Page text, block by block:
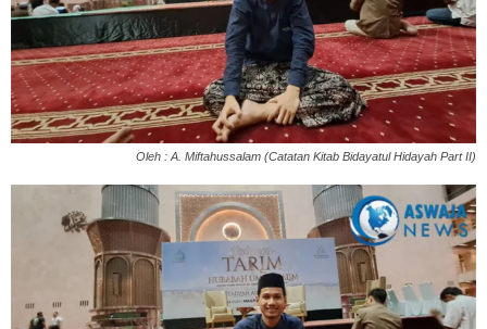
Oleh : A. Miftahussalam (Catatan Kitab Bidayatul Hidayah Part II)